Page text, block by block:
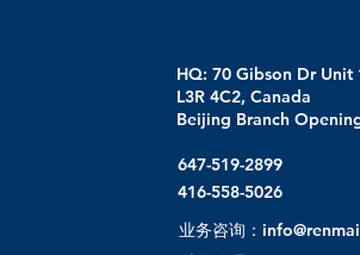
HQ: 70 Gibson Dr Unit
L3R 4C2, Canada
Beijing Branch
647-519-2899
416-558-5026
业务咨询：